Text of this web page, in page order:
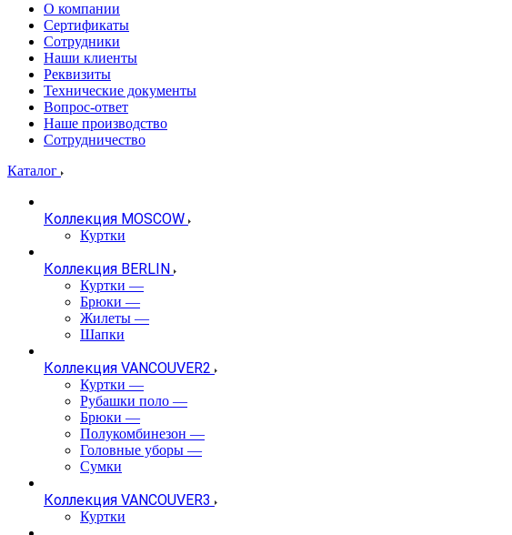
О компании
Сертификаты
Сотрудники
Наши клиенты
Реквизиты
Технические документы
Вопрос-ответ
Наше производство
Сотрудничество
Каталог
Коллекция MOSCOW
Куртки
Коллекция BERLIN
Куртки —
Брюки —
Жилеты —
Шапки
Коллекция VANCOUVER2
Куртки —
Рубашки поло —
Брюки —
Полукомбинезон —
Головные уборы —
Сумки
Коллекция VANCOUVER3
Куртки